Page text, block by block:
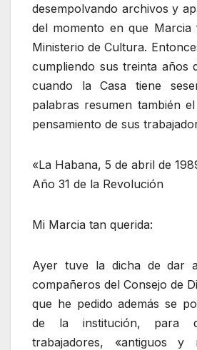
desempolvando archivos y
del momento en que
Ministerio de Cultura.
cumpliendo sus treinta años
cuando la Casa tiene
palabras resumen también
pensamiento de sus
«La Habana, 5 de abril de
Año 31 de la Revolución
Mi Marcia tan querida:
Ayer tuve la dicha de dar
compañeros del Consejo de
que he pedido además se
de la institución, para
trabajadores, «antiguos y